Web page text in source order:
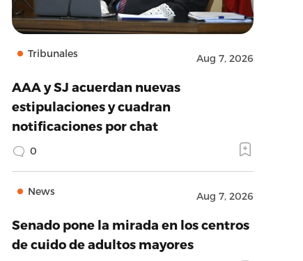
Tribunales Aug 7, 2026
AAA y SJ acuerdan nuevas
estipulaciones y cuadran
notificaciones por chat
0
News Aug 7, 2026
Senado pone la mirada en los centros
de cuido de adultos mayores